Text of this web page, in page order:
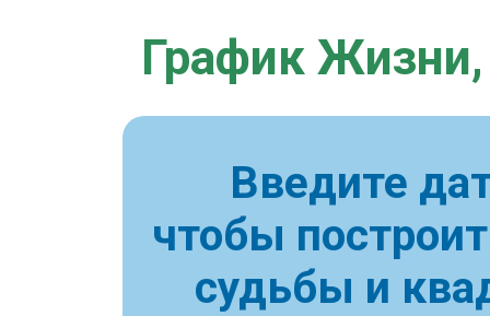
График Жизни,
Введите
чтобы
судьбы и